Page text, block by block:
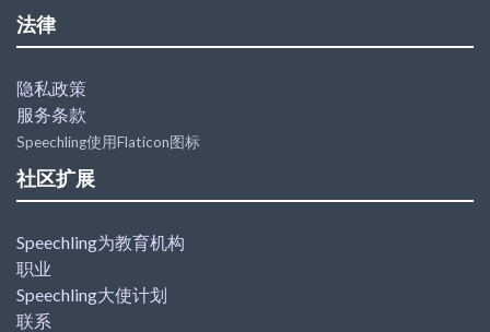
法律
隐私政策
服务条款
Speechling使用Flaticon图标
社区扩展
Speechling为教育机构
职业
Speechling大使计划
联系